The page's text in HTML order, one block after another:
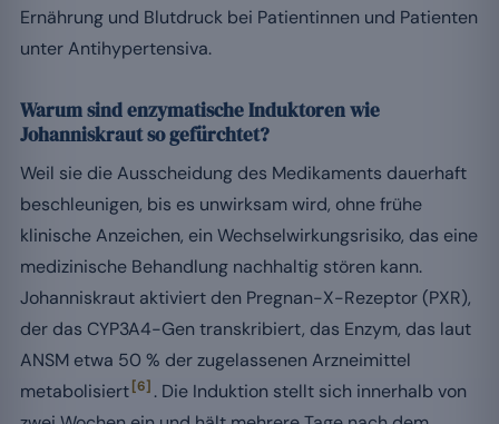
Ernährung und Blutdruck bei Patientinnen und Patienten
unter Antihypertensiva.
Warum sind enzymatische Induktoren wie
Johanniskraut so gefürchtet?
Weil sie die Ausscheidung des Medikaments dauerhaft
beschleunigen, bis es unwirksam wird, ohne frühe
klinische Anzeichen, ein Wechselwirkungsrisiko, das eine
medizinische Behandlung nachhaltig stören kann.
Johanniskraut aktiviert den Pregnan-X-Rezeptor (PXR),
der das CYP3A4-Gen transkribiert, das Enzym, das laut
ANSM etwa 50 % der zugelassenen Arzneimittel
metabolisiert[6] . Die Induktion stellt sich innerhalb von